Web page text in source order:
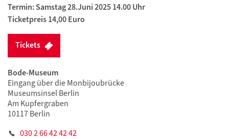
Termin: Samstag 28.Juni 2025 14.00 Uhr
Ticketpreis 14,00 Euro
Tickets
Bode-Museum
Eingang über die Monbijoubrücke
Museumsinsel Berlin
Am Kupfergraben
10117 Berlin
030 2 66 42 42 42